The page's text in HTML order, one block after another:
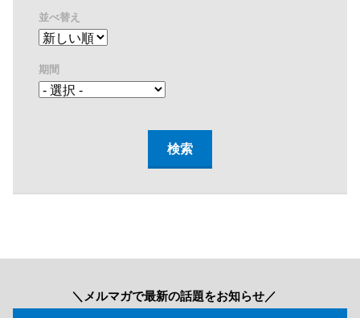
並べ替え
期間
＼メルマガで最新の話題をお知らせ／